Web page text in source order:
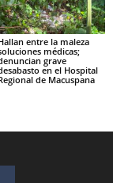
entre la maleza
médicas;
grave
en el Hospital
de Macuspana